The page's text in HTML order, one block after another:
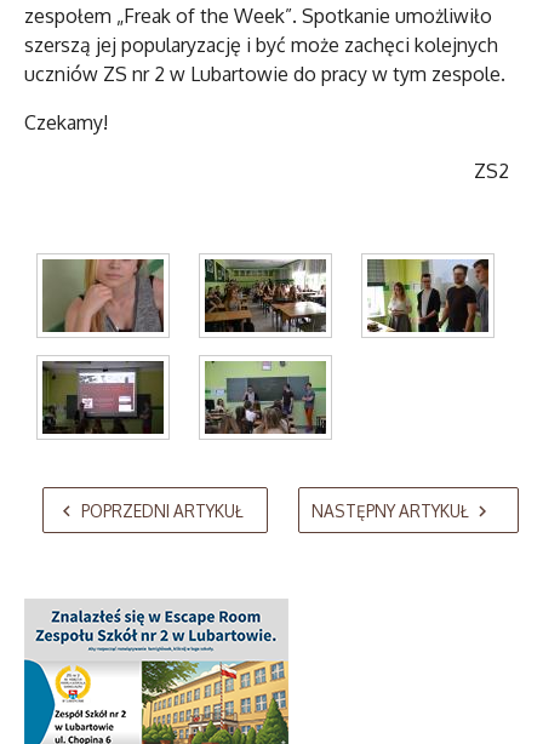
zespołem „Freak of the Week”. Spotkanie umożliwiło
szerszą jej popularyzację i być może zachęci kolejnych
uczniów ZS nr 2 w Lubartowie do pracy w tym zespole.
Czekamy!
ZS2
AdmirorGallery 5.2.0, author/sVasiljevski Kekeljevic.
POPRZEDNI ARTYKUŁ NASTĘPNY ARTYKUŁ